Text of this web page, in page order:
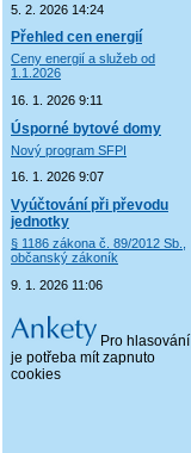
5. 2. 2026 14:24
Přehled cen energií
Ceny energií a služeb od
1.1.2026
16. 1. 2026 9:11
Úsporné bytové domy
Nový program SFPI
16. 1. 2026 9:07
Vyúčtování při převodu
jednotky
§ 1186 zákona č. 89/2012 Sb.,
občanský zákoník
9. 1. 2026 11:06
Pro hlasování
je potřeba mít zapnuto
cookies